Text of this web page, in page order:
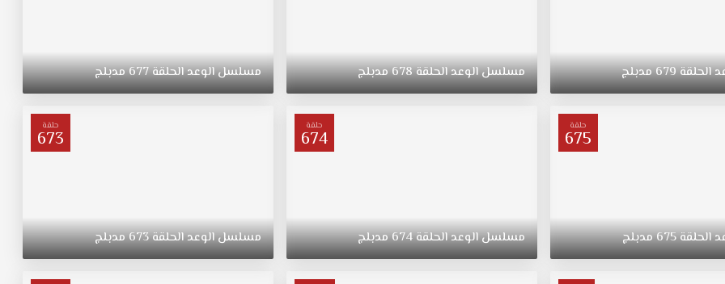
الحلقة679مدبلج مسلسلالوعدالحلقة678مدبلج مسلسلالوعدالحلقة677مدبلج
حلقة
675
الحلقة675مدبلج
حلقة
674
مسلسلالوعدالحلقة674مدبلج
حلقة
673
مسلسلالوعدالحلقة673مدبلج